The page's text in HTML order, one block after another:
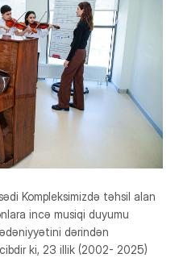
Kompleksimizdə təhsil alan
incə musiqi duyumu
dərindən
ki, 23 illik (2002- 2025)